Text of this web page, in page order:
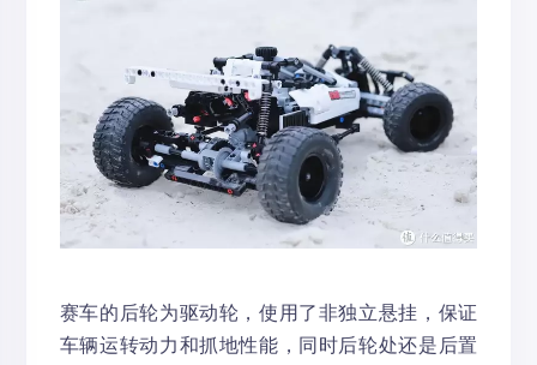
赛车的后轮为驱动轮，使用了非独立悬挂，保证
车辆运转动力和抓地性能，同时后轮处还是后置